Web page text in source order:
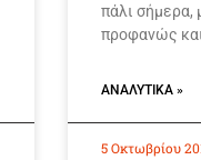
πάλι σήμερα,
προφανώς
ΑΝΑΛΥΤΙΚΆ »
5 Οκτωβρίου